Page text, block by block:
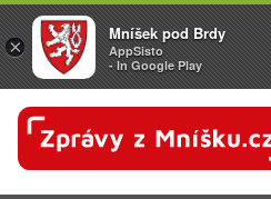
×
Mníšek pod Brdy
AppSisto
- In Google Play